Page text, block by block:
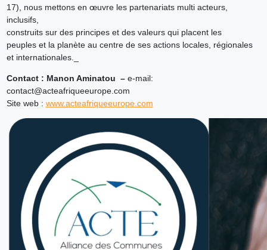
17), nous mettons en œuvre les partenariats multi acteurs,
inclusifs,
construits sur des principes et des valeurs qui placent les
peuples et la planète au centre de ses actions locales, régionales
et internationales._
Contact : Manon Aminatou – e-mail:
contact@acteafriqueeurope.com
Site web : www.acteafriqueeurope.com